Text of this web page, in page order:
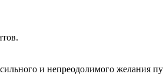
и непреодолимого желания